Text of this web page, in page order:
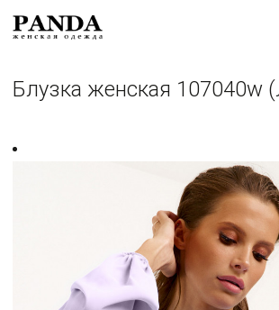
Блузка женская 107040w